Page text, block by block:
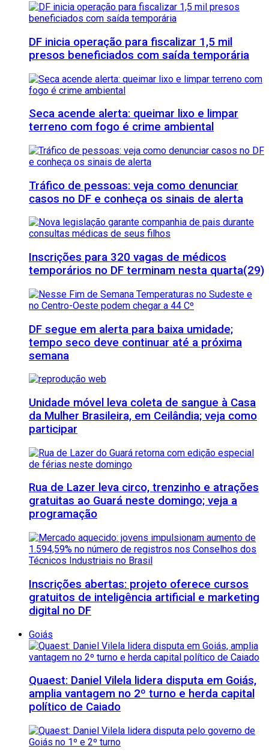
DF inicia operação para fiscalizar 1,5 mil
presos beneficiados com saída temporária
Seca acende alerta: queimar lixo e limpar
terreno com fogo é crime ambiental
Tráfico de pessoas: veja como denunciar
casos no DF e conheça os sinais de alerta
Inscrições para 320 vagas de médicos
temporários no DF terminam nesta quarta(29)
DF segue em alerta para baixa umidade;
tempo seco deve continuar até a próxima
semana
Unidade móvel leva coleta de sangue à Casa
da Mulher Brasileira, em Ceilândia; veja como
participar
Rua de Lazer leva circo, trenzinho e atrações
gratuitas ao Guará neste domingo; veja a
programação
Inscrições abertas: projeto oferece cursos
gratuitos de inteligência artificial e marketing
digital no DF
Goiás
Quaest: Daniel Vilela lidera disputa em Goiás,
amplia vantagem no 2º turno e herda capital
político de Caiado